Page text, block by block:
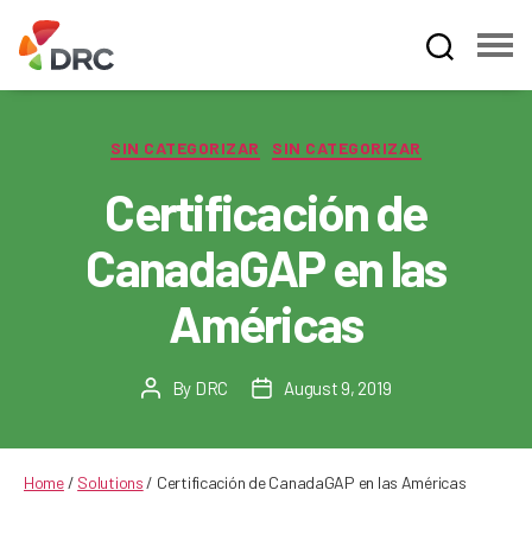
Dispute
Corporation
Categories
SIN CATEGORIZAR SIN CATEGORIZAR
Certificación de
CanadaGAP en las
Américas
PostBy DRC
PostAugust 9, 2019
Home/ Solutions / Certificación de CanadaGAP en las Américas